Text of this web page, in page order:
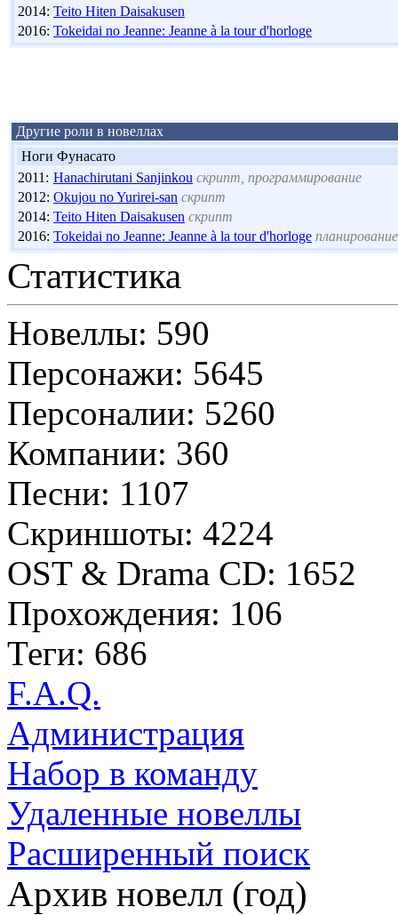
2014: Teito Hiten Daisakusen
2016: Tokeidai no Jeanne: Jeanne à la tour d'horloge
Другие роли в новеллах
Ноги Фунасато
2011: Hanachirutani Sanjinkou скрипт, программирование
2012: Okujou no Yurirei-san скрипт
2014: Teito Hiten Daisakusen скрипт
2016: Tokeidai no Jeanne: Jeanne à la tour d'horloge
Статистика
Новеллы: 590
Персонажи: 5645
Персоналии: 5260
Компании: 360
Песни: 1107
Скриншоты: 4224
OST & Drama CD: 1652
Прохождения: 106
Теги: 686
F.A.Q.
Администрация
Набор в команду
Удаленные новеллы
Расширенный поиск
Архив новелл (год)